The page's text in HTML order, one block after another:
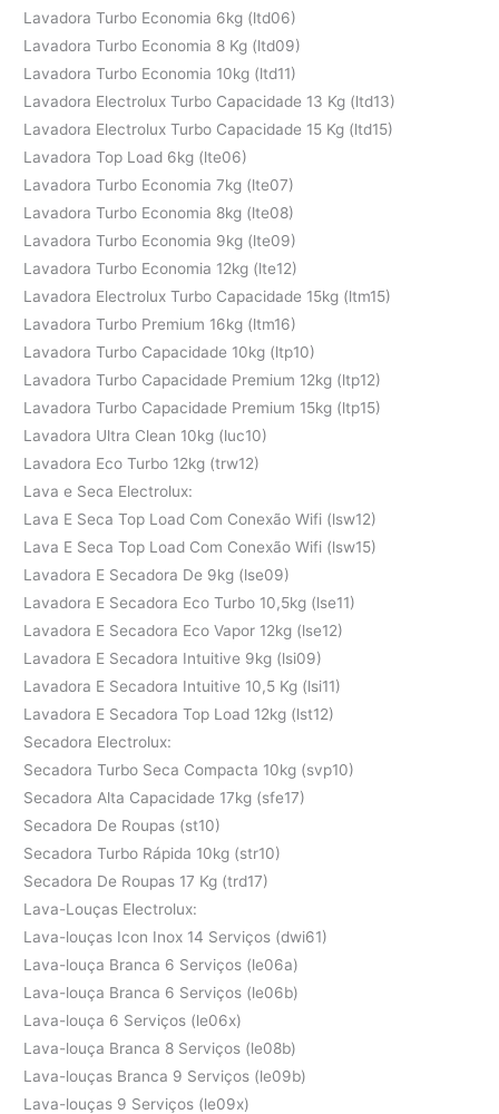
Lavadora Turbo Economia 6kg (ltd06)
Lavadora Turbo Economia 8 Kg (ltd09)
Lavadora Turbo Economia 10kg (ltd11)
Lavadora Electrolux Turbo Capacidade 13 Kg (ltd13)
Lavadora Electrolux Turbo Capacidade 15 Kg (ltd15)
Lavadora Top Load 6kg (lte06)
Lavadora Turbo Economia 7kg (lte07)
Lavadora Turbo Economia 8kg (lte08)
Lavadora Turbo Economia 9kg (lte09)
Lavadora Turbo Economia 12kg (lte12)
Lavadora Electrolux Turbo Capacidade 15kg (ltm15)
Lavadora Turbo Premium 16kg (ltm16)
Lavadora Turbo Capacidade 10kg (ltp10)
Lavadora Turbo Capacidade Premium 12kg (ltp12)
Lavadora Turbo Capacidade Premium 15kg (ltp15)
Lavadora Ultra Clean 10kg (luc10)
Lavadora Eco Turbo 12kg (trw12)
Lava e Seca Electrolux:
Lava E Seca Top Load Com Conexão Wifi (lsw12)
Lava E Seca Top Load Com Conexão Wifi (lsw15)
Lavadora E Secadora De 9kg (lse09)
Lavadora E Secadora Eco Turbo 10,5kg (lse11)
Lavadora E Secadora Eco Vapor 12kg (lse12)
Lavadora E Secadora Intuitive 9kg (lsi09)
Lavadora E Secadora Intuitive 10,5 Kg (lsi11)
Lavadora E Secadora Top Load 12kg (lst12)
Secadora Electrolux:
Secadora Turbo Seca Compacta 10kg (svp10)
Secadora Alta Capacidade 17kg (sfe17)
Secadora De Roupas (st10)
Secadora Turbo Rápida 10kg (str10)
Secadora De Roupas 17 Kg (trd17)
Lava-Louças Electrolux:
Lava-louças Icon Inox 14 Serviços (dwi61)
Lava-louça Branca 6 Serviços (le06a)
Lava-louça Branca 6 Serviços (le06b)
Lava-louça 6 Serviços (le06x)
Lava-louça Branca 8 Serviços (le08b)
Lava-louças Branca 9 Serviços (le09b)
Lava-louças 9 Serviços (le09x)